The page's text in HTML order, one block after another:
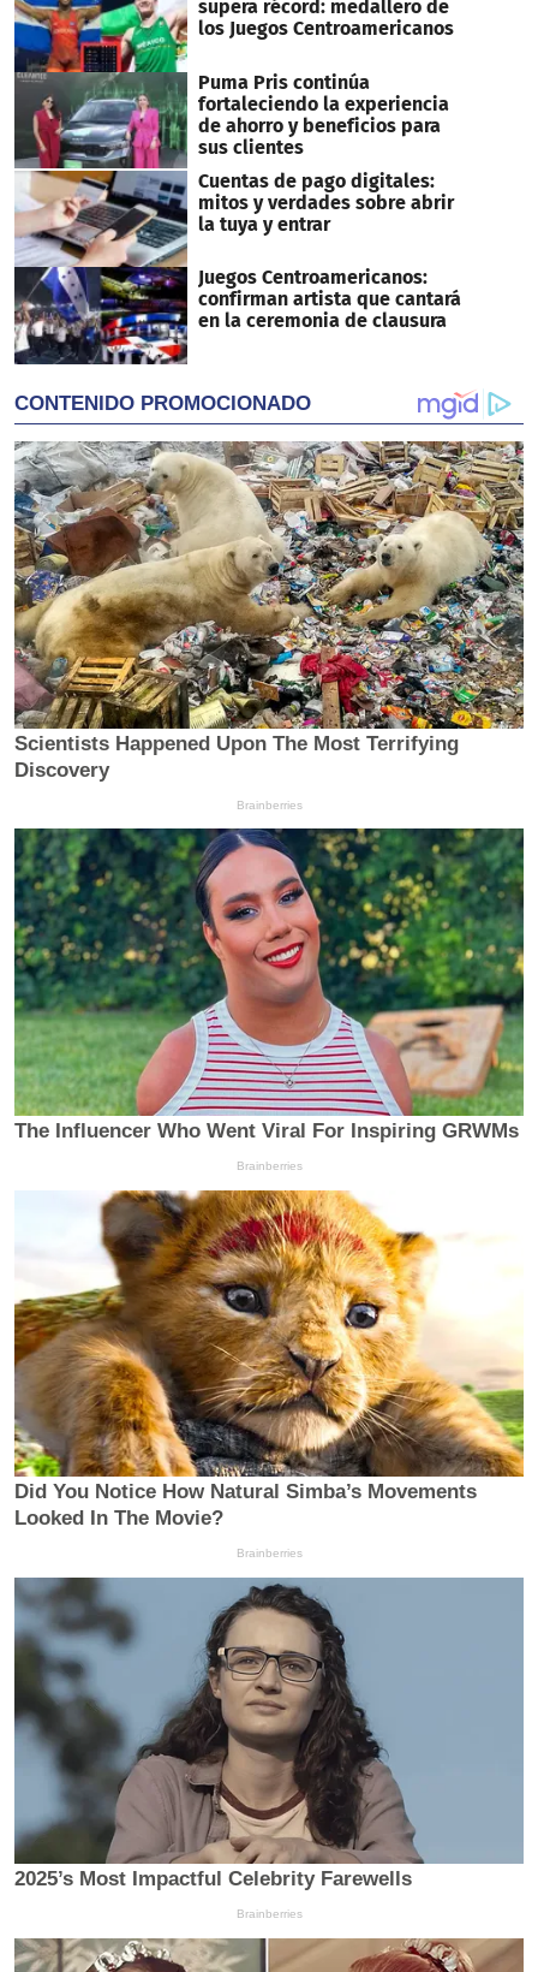
supera récord: medallero de
los Juegos Centroamericanos
Puma Pris continúa
fortaleciendo la experiencia
de ahorro y beneficios para
sus clientes
Cuentas de pago digitales:
mitos y verdades sobre abrir
la tuya y entrar
Juegos Centroamericanos:
confirman artista que cantará
en la ceremonia de clausura